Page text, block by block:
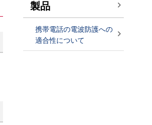
製品
携帯電話の電波防護への
適合性について